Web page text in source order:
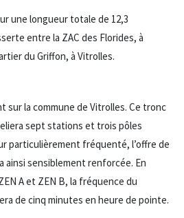
une longueur totale de 12,3
entre la ZAC des Florides, à
du Griffon, à Vitrolles.
sur la commune de Vitrolles. Ce tronc
sept stations et trois pôles
particulièrement fréquenté, l’offre de
ainsi sensiblement renforcée. En
A et ZEN B, la fréquence du
de cinq minutes en heure de pointe.